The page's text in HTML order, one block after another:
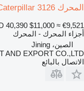
المحرك Caterpillar 3126 لـ لودر حفار
40,390 $11,000 ≈ €9,521
أجزاء المحرك - المحرك
الصين، Jining
AND EXPORT CO.,LTD.
الاتصال بالبائع